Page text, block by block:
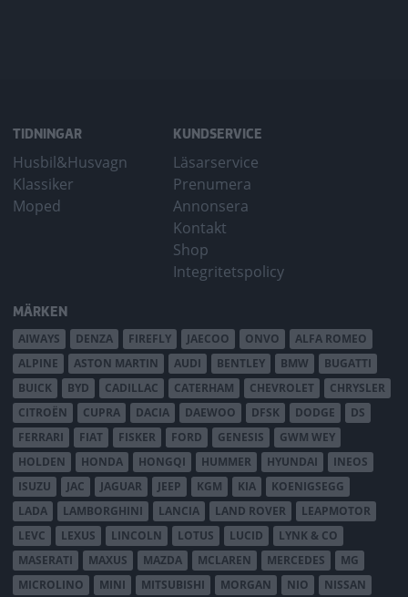
TIDNINGAR
Husbil&Husvagn
Klassiker
Moped
KUNDSERVICE
Läsarservice
Prenumera
Annonsera
Kontakt
Shop
Integritetspolicy
MÄRKEN
AIWAYS DENZA FIREFLY JAECOO ONVO
ALFA ROMEO
ALPINE
ASTON MARTIN AUDI BENTLEY BMW
BUGATTI
BUICK
BYD CADILLAC CATERHAM CHEVROLET
CHRYSLER
CITROËN
CUPRA DACIA DAEWOO DFSK DODGE
DS
FERRARI
FIAT FISKER FORD GENESIS
GWM WEY
HOLDEN
HONDA HONGQI HUMMER HYUNDAI
INEOS
ISUZU
JAC JAGUAR JEEP KGM KIA
KOENIGSEGG
LADA
LAMBORGHINI LANCIA LAND ROVER
LEAPMOTOR
LEVC
LEXUS LINCOLN LOTUS LUCID
LYNK & CO
MASERATI
MAXUS MAZDA MCLAREN MERCEDES
MG
MICROLINO
MINI MITSUBISHI MORGAN NIO NISSAN